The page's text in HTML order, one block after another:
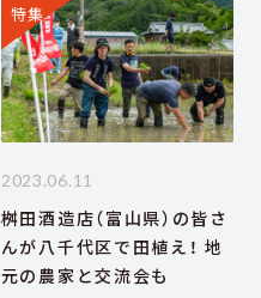
特集
2023.06.11
桝田酒造店（富山県）の皆さ
んが八千代区で田植え！ 地
元の農家と交流会も